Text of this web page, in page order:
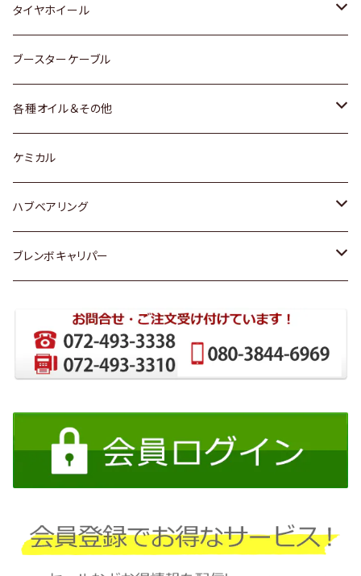
スバル
レクサス
三菱
スバル
ダイハツ
マツダ
三菱
スバル
ダイハツ
スバル
日産
ダイハツ
マツダ
日産
ダイハツ
マツダ
スバル
マツダ
タイヤホイール
トヨタ
ホンダ
スズキ
日産
ダイハツ
ブースターケーブル
各種オイル＆その他
ディーデル洗浄添加剤
ケミカル
ハブベアリング
トヨタ
スズキ
ダイハツ
三菱
ブレンボキャリパー
日産
スバル